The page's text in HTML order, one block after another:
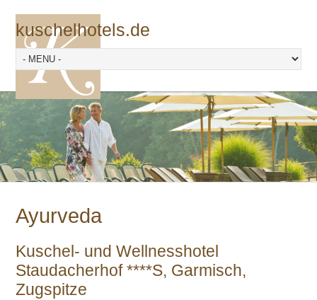
kuschelhotels.de
Ayurveda
Kuschel- und Wellnesshotel
Staudacherhof ****S, Garmisch,
Zugspitze